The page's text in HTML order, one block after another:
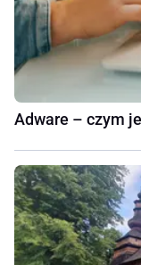
Adware – czym